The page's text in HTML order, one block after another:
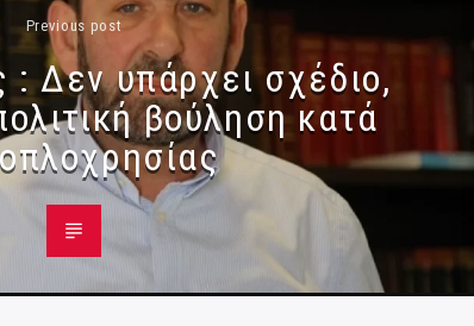
Previous post
: Δεν υπάρχει σχέδιο,
βούληση κατά